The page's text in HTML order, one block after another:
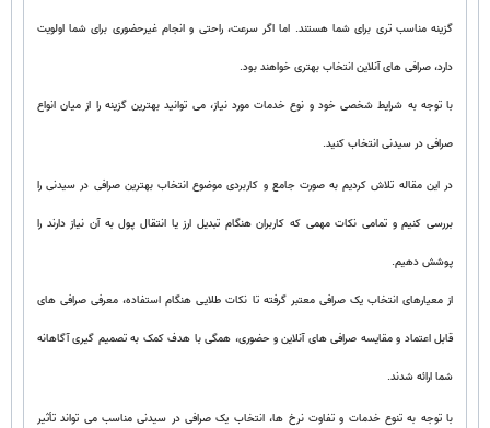
گزینه مناسب تری برای شما هستند. اما اگر سرعت، راحتی و انجام غیرحضوری برای شما اولویت
دارد، صرافی های آنلاین انتخاب بهتری خواهند بود.
با توجه به شرایط شخصی خود و نوع خدمات مورد نیاز، می توانید بهترین گزینه را از میان انواع
صرافی در سیدنی انتخاب کنید.
در این مقاله تلاش کردیم به صورت جامع و کاربردی موضوع انتخاب بهترین صرافی در سیدنی را
بررسی کنیم و تمامی نکات مهمی که کاربران هنگام تبدیل ارز یا انتقال پول به آن نیاز دارند را
پوشش دهیم.
از معیارهای انتخاب یک صرافی معتبر گرفته تا نکات طلایی هنگام استفاده، معرفی صرافی های
قابل اعتماد و مقایسه صرافی های آنلاین و حضوری، همگی با هدف کمک به تصمیم گیری آگاهانه
شما ارائه شدند.
با توجه به تنوع خدمات و تفاوت نرخ ها، انتخاب یک صرافی در سیدنی مناسب می تواند تأثیر